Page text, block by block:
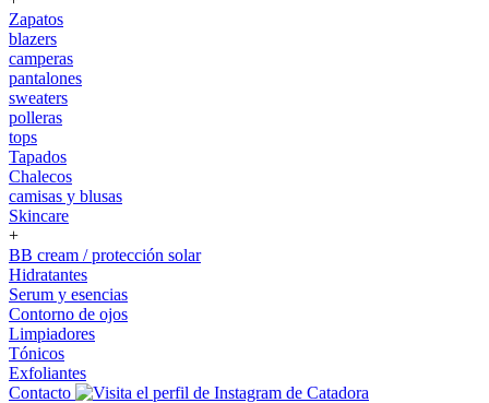
Zapatos
blazers
camperas
pantalones
sweaters
polleras
tops
Tapados
Chalecos
camisas y blusas
Skincare
+
BB cream / protección solar
Hidratantes
Serum y esencias
Contorno de ojos
Limpiadores
Tónicos
Exfoliantes
Contacto